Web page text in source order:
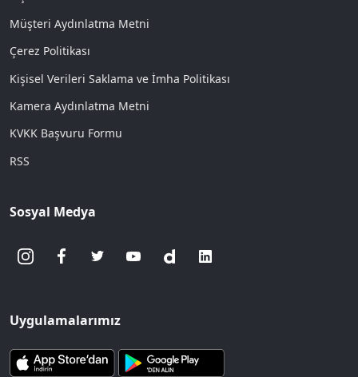
Müşteri Aydınlatma Metni
Çerez Politikası
Kişisel Verileri Saklama ve İmha Politikası
Kamera Aydınlatma Metni
KVKK Başvuru Formu
RSS
Sosyal Medya
Uygulamalarımız